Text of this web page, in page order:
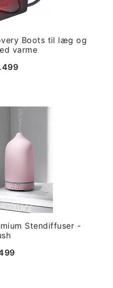
Boots til læg og
varme
Stendiffuser -